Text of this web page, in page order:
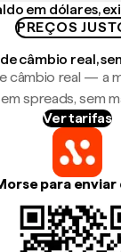
em dólares,
PREÇOS
câmbio real,
câmbio real — a
spreads, sem
Ver tarifas
para